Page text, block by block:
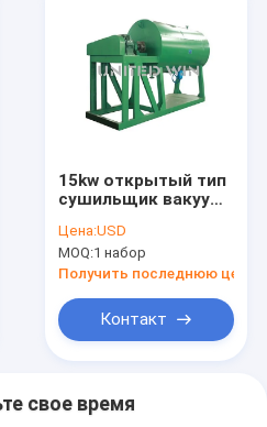
15kw открытый тип
сушильщик вакуума
Pulpinesss как
порошок смеси
Цена:USD
MOQ:1 набор
Получить последнюю цену
Контакт
свое время